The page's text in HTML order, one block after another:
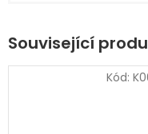
Související
Kód: